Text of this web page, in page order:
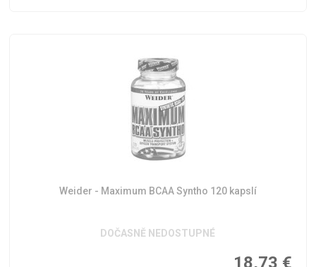
Weider - Maximum BCAA Syntho 120 kapslí
DOČASNĚ NEDOSTUPNÉ
18,73 €